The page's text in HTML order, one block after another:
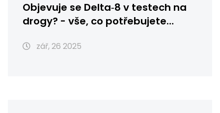
Objevuje se Delta‑8 v testech na
drogy? - vše, co potřebujete
zář, 26 2025